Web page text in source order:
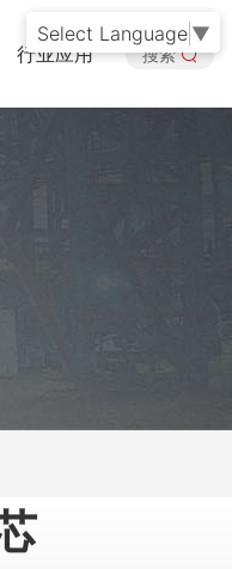
行业应用 搜索
Select Language ▼